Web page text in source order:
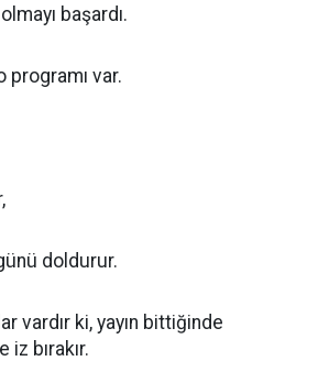
başardı.
programı var.
doldurur.
vardır ki, yayın bittiğinde
bırakır.